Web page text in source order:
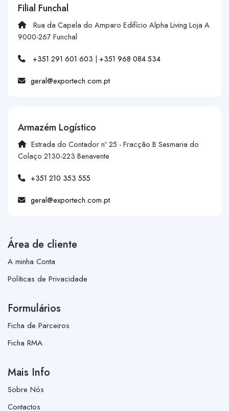
Filial Funchal
Rua da Capela do Amparo Edifício Alpha Living Loja A
9000-267 Funchal
+351 291 601 603 | +351 968 084 534
geral@exportech.com.pt
Armazém Logístico
Estrada do Contador nº 25 - Fracção B Sesmaria do
Colaço 2130-223 Benavente
+351 210 353 555
geral@exportech.com.pt
Área de cliente
A minha Conta
Políticas de Privacidade
Formulários
Ficha de Parceiros
Ficha RMA
Mais Info
Sobre Nós
Contactos